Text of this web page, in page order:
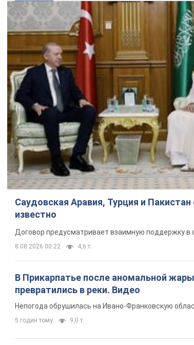
Саудовская Аравия, Турция и
известно
Договор предусматривает взаимную поддержку в
8.08.2026 00:22 4,6 т.
В Прикарпатье после аномальной
превратились в реки. Видео
Непогода обрушилась на Ивано-Франковскую
5 годин тому 9,0 т.